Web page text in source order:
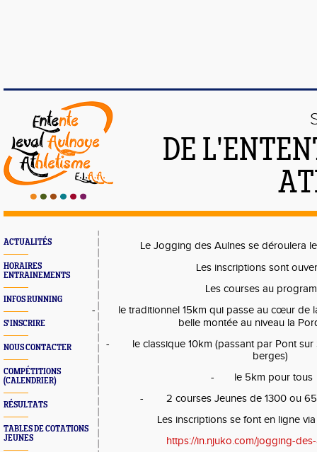
DE
ACTUALITÉS
HORAIRES
ENTRAINEMENTS
INFOS RUNNING
S'INSCRIRE
NOUS CONTACTER
COMPÉTITIONS
(CALENDRIER)
RÉSULTATS
TABLES DE COTATIONS
JEUNES
Le Jogging des Aulnes se déroulera
Les inscriptions sont
Les courses au
-
le traditionnel 15km qui passe au cœur de
belle montée au niveau la
-
le classique 10km (passant par Pont
berges)
- le 5km pour tous
-
2 courses Jeunes de 1300 ou
Les inscriptions se font en ligne
https://in.njuko.com/jogging-